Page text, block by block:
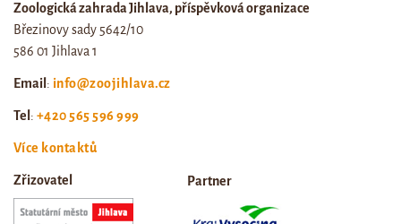
Zoologická zahrada Jihlava, příspěvková organizace
Březinovy sady 5642/10
586 01 Jihlava 1
Email : info@zoojihlava.cz
Tel : +420 565 596 999
Více kontaktů
Zřizovatel Partner